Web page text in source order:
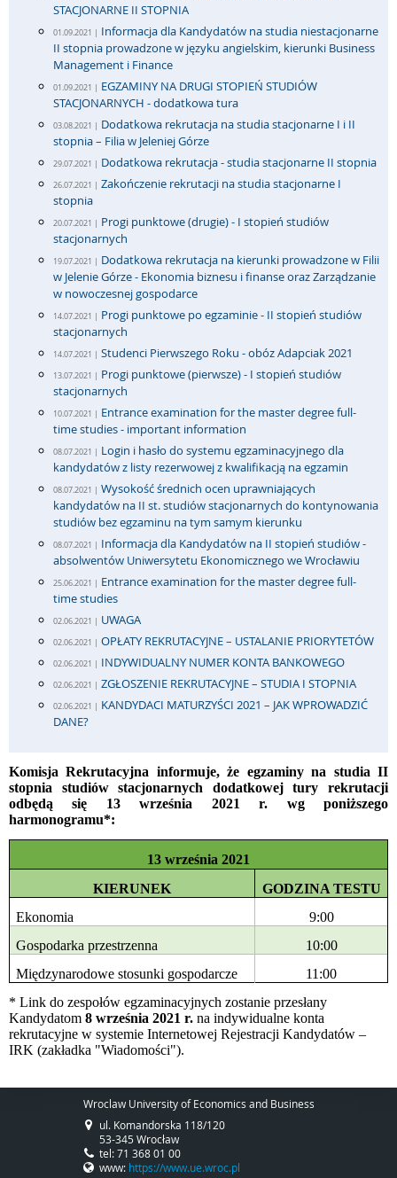
STACJONARNE II STOPNIA
01.09.2021 | Informacja dla Kandydatów na studia niestacjonarne
II stopnia prowadzone w języku angielskim, kierunki Business
Management i Finance
01.09.2021 | EGZAMINY NA DRUGI STOPIEŃ STUDIÓW
STACJONARNYCH - dodatkowa tura
03.08.2021 | Dodatkowa rekrutacja na studia stacjonarne I i II
stopnia – Filia w Jeleniej Górze
29.07.2021 | Dodatkowa rekrutacja - studia stacjonarne II stopnia
26.07.2021 | Zakończenie rekrutacji na studia stacjonarne I
stopnia
20.07.2021 | Progi punktowe (drugie) - I stopień studiów
stacjonarnych
19.07.2021 | Dodatkowa rekrutacja na kierunki prowadzone w Filii
w Jelenie Górze - Ekonomia biznesu i finanse oraz Zarządzanie
w nowoczesnej gospodarce
14.07.2021 | Progi punktowe po egzaminie - II stopień studiów
stacjonarnych
14.07.2021 | Studenci Pierwszego Roku - obóz Adapciak 2021
13.07.2021 | Progi punktowe (pierwsze) - I stopień studiów
stacjonarnych
10.07.2021 | Entrance examination for the master degree full-
time studies - important information
08.07.2021 | Login i hasło do systemu egzaminacyjnego dla
kandydatów z listy rezerwowej z kwalifikacją na egzamin
08.07.2021 | Wysokość średnich ocen uprawniających
kandydatów na II st. studiów stacjonarnych do kontynowania
studiów bez egzaminu na tym samym kierunku
08.07.2021 | Informacja dla Kandydatów na II stopień studiów -
absolwentów Uniwersytetu Ekonomicznego we Wrocławiu
25.06.2021 | Entrance examination for the master degree full-
time studies
02.06.2021 | UWAGA
02.06.2021 | OPŁATY REKRUTACYJNE – USTALANIE PRIORYTETÓW
02.06.2021 | INDYWIDUALNY NUMER KONTA BANKOWEGO
02.06.2021 | ZGŁOSZENIE REKRUTACYJNE – STUDIA I STOPNIA
02.06.2021 | KANDYDACI MATURZYŚCI 2021 – JAK WPROWADZIĆ
DANE?
Komisja Rekrutacyjna informuje, że egzaminy na studia II
stopnia studiów stacjonarnych dodatkowej tury rekrutacji
odbędą się 13 września 2021 r. wg poniższego
harmonogramu*:
13 września 2021
KIERUNEK
GODZINA TESTU
Ekonomia
9:00
Gospodarka przestrzenna
10:00
Międzynarodowe stosunki gospodarcze
11:00
* Link do zespołów egzaminacyjnych zostanie przesłany
Kandydatom 8 września 2021 r. na indywidualne konta
rekrutacyjne w systemie Internetowej Rejestracji Kandydatów –
IRK (zakładka "Wiadomości").
Wroclaw University of Economics and Business
ul. Komandorska 118/120
53-345 Wrocław
tel: 71 368 01 00
www: https://www.ue.wroc.pl